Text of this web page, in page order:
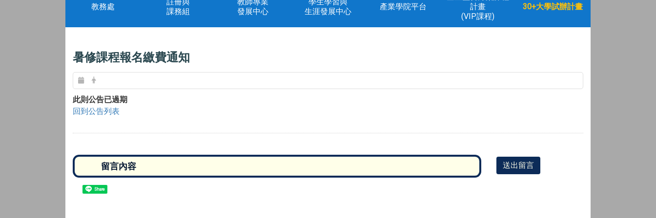
教務處
課務組
發展中心
生涯發展中心
產業學院平台
計畫
(VIP課程)
30+大學試辦計畫
暑修課程報名繳費通知
此則公告已過期
回到公告列表
送出留言
Share